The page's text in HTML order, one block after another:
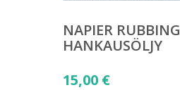
NAPIER RUBBING
HANKAUSÖLJY
15,00 €